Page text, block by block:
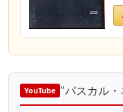
YouTube "パスカル